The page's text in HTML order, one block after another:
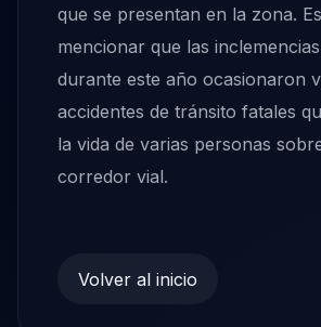
que se presentan en la zona.
mencionar que las
durante este año ocasionaron
accidentes de tránsito fatales
la vida de varias personas
corredor vial.
Volver al inicio